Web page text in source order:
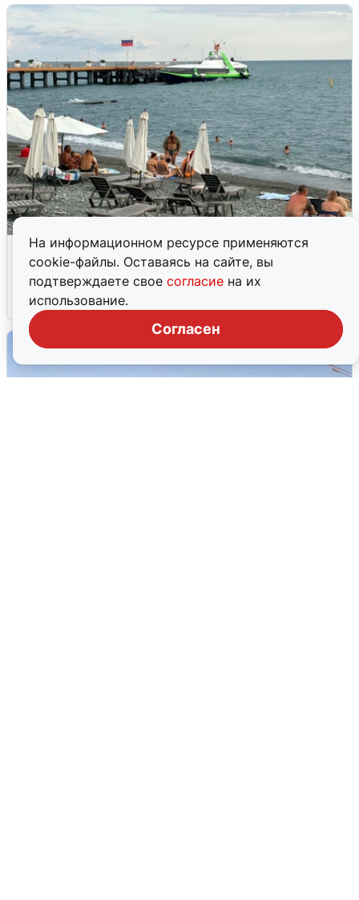
На информационном ресурсе применяются
cookie-файлы. Оставаясь на сайте, вы
подтверждаете свое согласие на их
использование.
Согласен
Жители и туристы Сочи рассказали
об атаке БПЛА 5 августа
5 августа 0